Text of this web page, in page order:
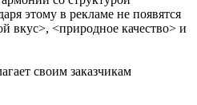
этому в рекламе не появятся
вкус>, <природное качество> и
своим заказчикам